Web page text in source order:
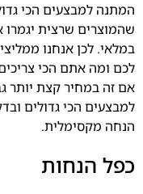
המתנה למבצעים הכי
שהמוצרים שרצית יגמרו
במלאי. לכן אנחנו
לכם ומה אתם הכי
אם זה במחיר קצת יותר
למבצעים הכי גדולים
הנחה מקסימלית.
כפל הנחות